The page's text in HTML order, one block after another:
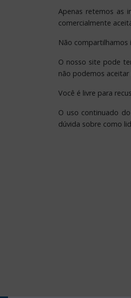
Apenas retemos as
comercialmente
Não
O nosso site pode
não podemos
Você é livre para
O uso continuado
dúvida sobre como